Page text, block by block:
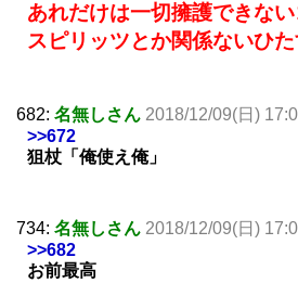
あれだけは一切擁護できな
スピリッツとか関係ないひ
682: 名無しさん 2018/12/09(日)
>>672
狙杖「俺使え俺」
734: 名無しさん 2018/12/09(日)
>>682
お前最高